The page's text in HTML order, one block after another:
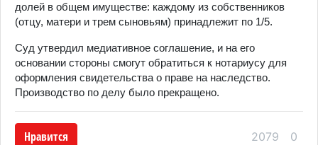
долей в общем имуществе: каждому из собственников
(отцу, матери и трем сыновьям) принадлежит по 1/5.
Суд утвердил медиативное соглашение, и на его
основании стороны смогут обратиться к нотариусу для
оформления свидетельства о праве на наследство.
Производство по делу было прекращено.
Нравится 2079 0